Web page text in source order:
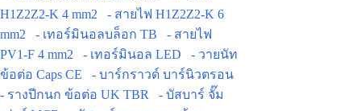
H1Z2Z2-K 4 mm2
- สายไฟ H1Z2Z2-K 6
mm2
- เทอร์มินอลบล็อก TB
- สายไฟ
PV1-F 4 mm2
- เทอร์มินอล LED
- วายนัท
ข้อต่อ Caps CE
- บาร์กราวด์ บาร์นิวตรอน
- รางปีกนก ข้อต่อ UK TBR
- บัสบาร์ จั๊ม